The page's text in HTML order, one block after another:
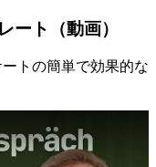
ート（動画）
トの簡単で効果的な